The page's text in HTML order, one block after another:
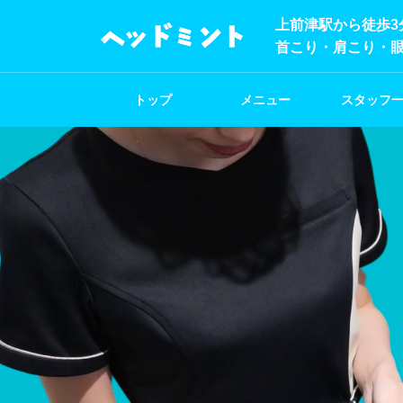
上前津駅から徒歩
首こり・肩こり・
トップ メニュー スタッフ